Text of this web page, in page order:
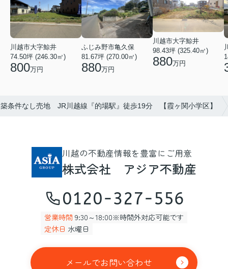
川越市大字鯨井
74.50坪 (246.30㎡)
800万円
ふじみ野市亀久保
81.67坪 (270.00㎡)
880万円
川越市大字鯨井
98.43坪 (325.40㎡)
880万円
条件なし売地 JR川越線『的場駅』徒歩19分 【霞ヶ関小学区】
川越の不動産情報を豊富にご用意
株式会社 アジア不動産
0120-327-556
営業時間 9:30～18:00※時間外対応可能です
定休日 水曜日
メールでお問い合わせ